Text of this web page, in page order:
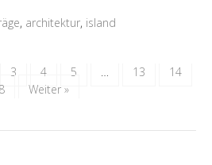
, architektur, island
3 4 5 13
14
Weiter »